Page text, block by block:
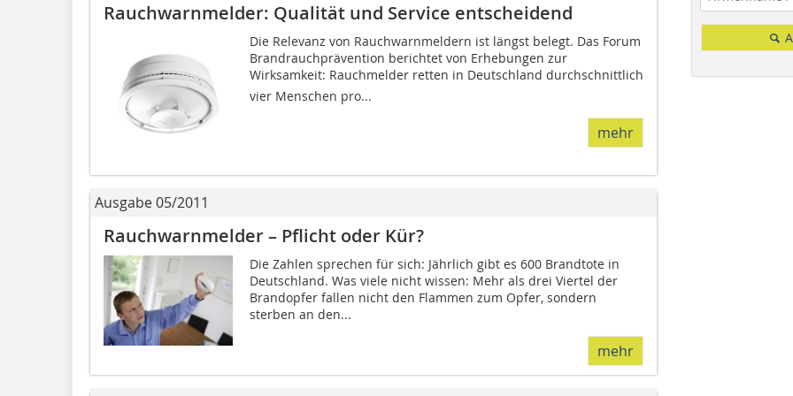
Rauchwarnmelder: Qualität und Service entscheidend
Die Relevanz von Rauchwarnmeldern ist längst belegt. Das Forum
Brandrauchprävention berichtet von Erhebungen zur
Wirksamkeit: Rauchmelder retten in Deutschland durchschnittlich
vier Menschen pro...
mehr
Ausgabe 05/2011
Rauchwarnmelder – Pflicht oder Kür?
Die Zahlen sprechen für sich: Jährlich gibt es 600 Brandtote in
Deutschland. Was viele nicht wissen: Mehr als drei Viertel der
Brandopfer fallen nicht den Flammen zum Opfer, sondern
sterben an den...
mehr